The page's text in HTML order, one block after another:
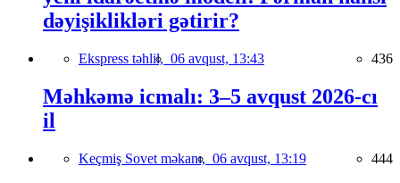
dəyişiklikləri gətirir?
Ekspress təhlil, 06 avqust, 13:43 436
Məhkəmə icmalı: 3–5 avqust 2026-cı
il
Keçmiş Sovet məkanı, 06 avqust, 13:19 444